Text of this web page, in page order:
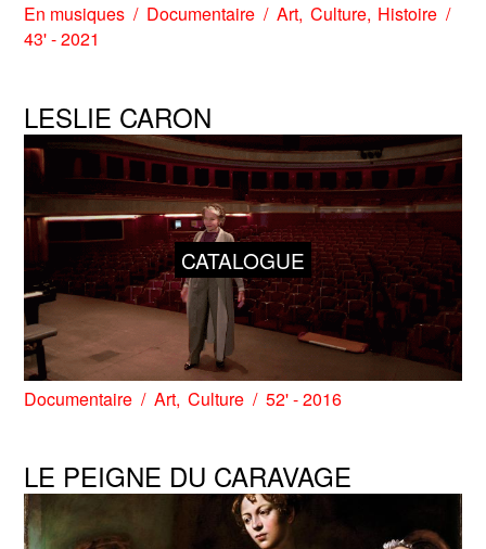
En musiques Documentaire Art Culture Histoire
43' - 2021
LESLIE CARON
CATALOGUE
Documentaire Art Culture 52' - 2016
LE PEIGNE DU CARAVAGE